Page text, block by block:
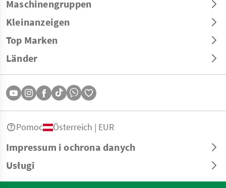
Maschinengruppen
Kleinanzeigen
Top Marken
Länder
Impressum i ochrona danych
Usługi
Pomoc Österreich | EUR